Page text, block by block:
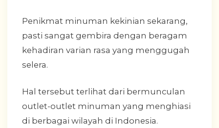
Penikmat minuman kekinian sekarang,
pasti sangat gembira dengan beragam
kehadiran varian rasa yang menggugah
selera.
Hal tersebut terlihat dari bermunculan
outlet-outlet minuman yang menghiasi
di berbagai wilayah di Indonesia.